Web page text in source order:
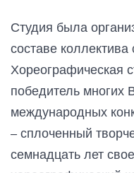
Студия была
составе
Хореографическая
победитель многих
международных
– сплоченный
семнадцать лет